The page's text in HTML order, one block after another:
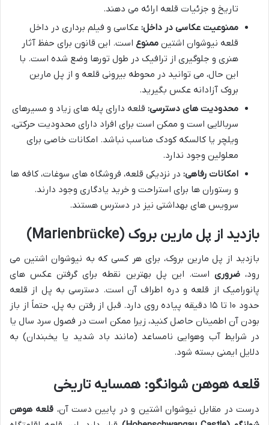
تاریخ و جزئیات قلعه ارائه می دهند.
ممنوعیت عکاسی در داخل: عکاسی و فیلم برداری در داخل
قلعه نیوشوان اشتین ممنوع است. این قانون برای حفظ آثار
هنری و جلوگیری از ترافیک در طول تورها وضع شده است. با
این حال، می توانید در محوطه بیرونی قلعه و از پل مارین
بروک آزادانه عکس بگیرید.
محدودیت های دسترسی: قلعه دارای پله های زیاد و مسیرهای
سربالایی است و ممکن است برای افراد دارای محدودیت حرکتی،
ویلچر یا کالسکه کودک مناسب نباشد. امکانات خاصی برای
معلولین وجود ندارد.
امکانات رفاهی: در نزدیکی قلعه، فروشگاه های سوغات، کافه ها
و رستوران ها برای استراحت و خرید یادگاری وجود دارند.
سرویس های بهداشتی نیز در دسترس هستند.
بازدید از پل مارین بروک (Marienbrücke)
بازدید از پل مارین بروک، برای هر کسی که به نیوشوان اشتین می
رود،ضروری است. این پل بهترین نقطه برای گرفتن عکس های
پانورامیک از قلعه و دره اطراف آن است. دسترسی به پل از قلعه
حدود ۱۰ تا ۱۵ دقیقه پیاده روی دارد. قبل از رفتن به پل، حتماً از باز
بودن آن اطمینان حاصل کنید، زیرا ممکن است در فصول سرد سال یا
در شرایط آب وهوایی نامساعد (مانند باد شدید یا یخبندان) به
دلایل ایمنی بسته شود.
قلعه هوهن شوانگو: همسایه تاریخی
درست در مقابل نیوشوان اشتین و در پایین دست آن، قلعه هوهن